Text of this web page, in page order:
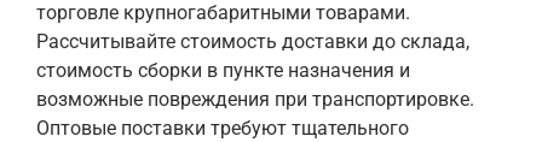
торговле крупногабаритными товарами.
Рассчитывайте стоимость доставки до склада,
стоимость сборки в пункте назначения и
возможные повреждения при транспортировке.
Оптовые поставки требуют тщательного